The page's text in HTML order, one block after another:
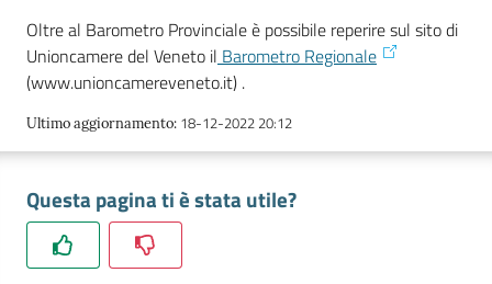
e
Consumatore
Impresa
La
Oltre al Barometro Provinciale è possibile reperire sul sito di
Unioncamere del Veneto il Barometro Regionale
(www.unioncamereveneto.it) .
Ultimo aggiornamento: 18-12-2022 20:12
Questa pagina ti è stata utile?